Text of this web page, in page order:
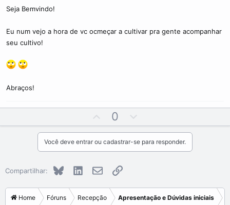
Seja Bemvindo!
Eu num vejo a hora de vc ocmeçar a cultivar pra gente acompanhar
seu cultivo!
Abraços!
p
v
o
0
o
w
n
e
Você deve entrar ou cadastrar-se para responder.
Compartilhar: Bluesky LinkedInE-mailLink
Home Fóruns Recepção Apresentação e Dúvidas iniciais